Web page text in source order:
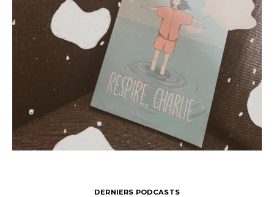
DERNIERS PODCASTS